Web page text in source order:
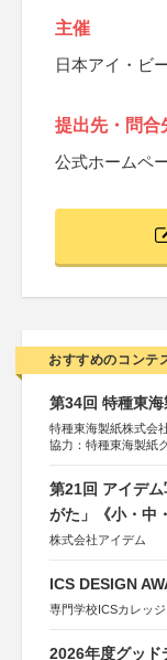
主催
日本アイ・ビ
提出先・問合
公式ホームペ
おすすめのコンテ
第34回 特種東
特種東海製紙株式会
協力：特種東海製紙
第21回 アイデ
がた」《小・中
株式会社アイデム
ICS DESIGN
専門学校ICSカレッ
2026年度グッド